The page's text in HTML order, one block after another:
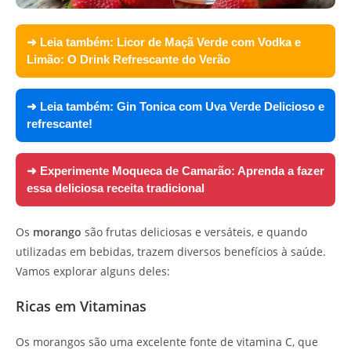
➜ Leia também: Licor de Maçã Verde com Vodka e
Limão: O Drink Refrescante do Verão
➜ Leia também: Gin Tonica com Uva Verde Delicioso e
refrescante!
➜ Experimente Moqueca de Camarão: Aprenda a fazer
essa deliciosa receita tradicional
Os morango são frutas deliciosas e versáteis, e quando
utilizadas em bebidas, trazem diversos benefícios à saúde.
Vamos explorar alguns deles:
Ricas em Vitaminas
Os morangos são uma excelente fonte de vitamina C, que